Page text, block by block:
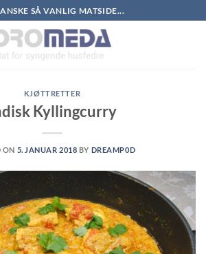
SÅ VANLIG MATSIDE...
KJØTTRETTER
Kyllingcurry
ON 5. JANUAR 2018 BY DREAMP0D